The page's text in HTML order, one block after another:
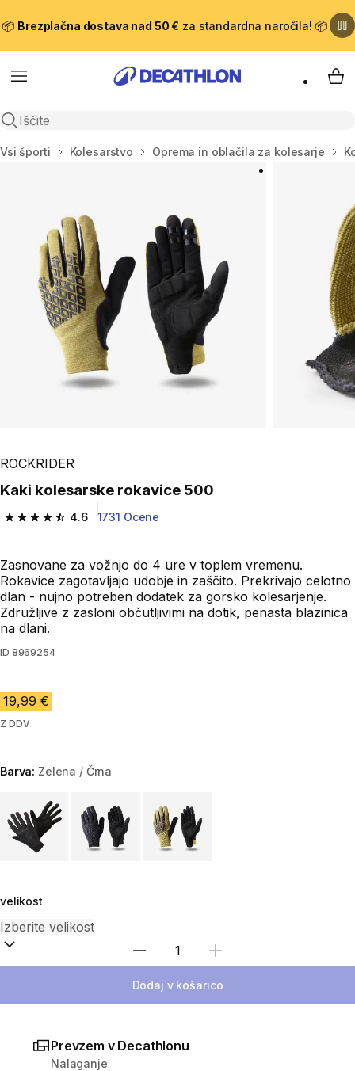
📦 Brezplačna dostava nad 50 € za standardna naročila! 📦
Meni
Odpri iskanje
Domov
Vsi športi Kolesarstvo Oprema in oblačila za kolesarje
ROCKRIDER
Kaki kolesarske rokavice 500
4.6
4.6 od 5 zvezdic from 1731 ocene
1731 Ocene
Zasnovane za vožnjo do 4 ure v toplem vremenu.
Rokavice zagotavljajo udobje in zaščito. Prekrivajo celotno
dlan - nujno potreben dodatek za gorsko kolesarjenje.
Združljive z zasloni občutljivimi na dotik, penasta blazinica
na dlani.
ID 8969254
19,99 €
Z DDV
Barva: Zelena / Črna
Choose a variant
velikost
Izberite količino
Dodaj v košarico
Prevzem v Decathlonu
Nalaganje